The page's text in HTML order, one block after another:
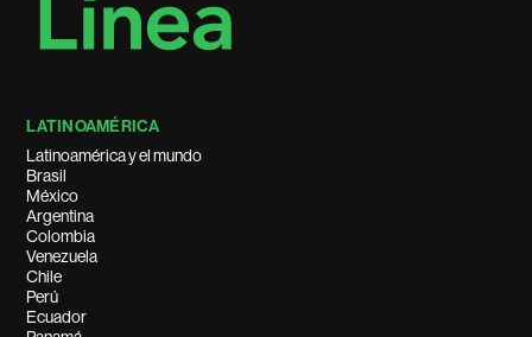
LATINOAMÉRICA
Latinoamérica y el mundo
Brasil
México
Argentina
Colombia
Venezuela
Chile
Perú
Ecuador